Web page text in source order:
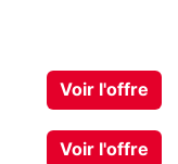
Voir l'offre
Voir l'offre